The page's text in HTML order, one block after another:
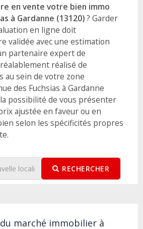
en vente votre bien immo
à Gardanne (13120)? Garder
en ligne doit
validée avec une estimation
partenaire expert de
réalisé de
au sein de votre zone
des Fuchsias à Gardanne
possibilité de vous présenter
ajustée en faveur ou en
selon les spécificités propres
RECHERCHER
marché immobilier à